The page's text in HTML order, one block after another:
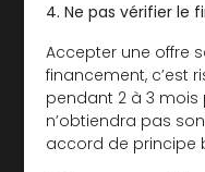
4. Ne pas vérifier le
Accepter une offre
financement, c’est
pendant 2 à 3
n’obtiendra pas
accord de principe